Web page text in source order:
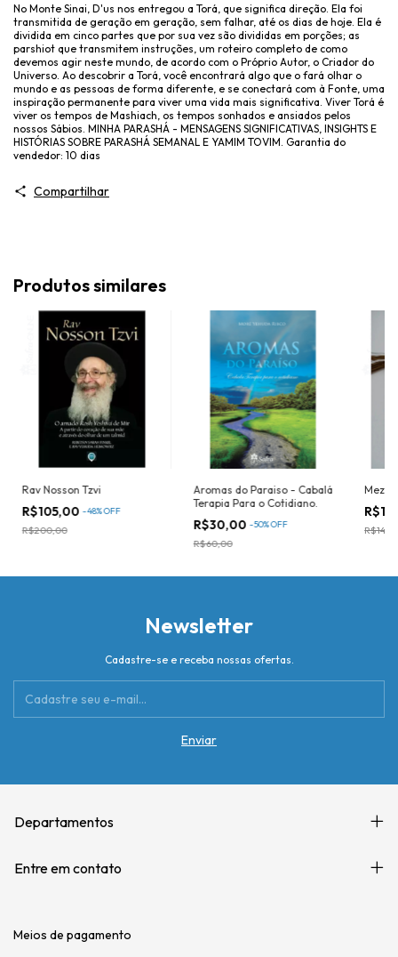
No Monte Sinai, D'us nos entregou a Torá, que significa direção. Ela foi
transmitida de geração em geração, sem falhar, até os dias de hoje. Ela é
dividida em cinco partes que por sua vez são divididas em porções; as
parshiot que transmitem instruções, um roteiro completo de como
devemos agir neste mundo, de acordo com o Próprio Autor, o Criador do
Universo. Ao descobrir a Torá, você encontrará algo que o fará olhar o
mundo e as pessoas de forma diferente, e se conectará com à Fonte, uma
inspiração permanente para viver uma vida mais significativa. Viver Torá é
viver os tempos de Mashiach, os tempos sonhados e ansiados pelos
nossos Sábios. MINHA PARASHÁ - MENSAGENS SIGNIFICATIVAS, INSIGHTS E
HISTÓRIAS SOBRE PARASHÁ SEMANAL E YAMIM TOVIM. Garantia do
vendedor: 10 dias
Compartilhar
Produtos similares
Rav Nosson Tzvi
R$105,00 -48%OFF
R$200,00
Aromas do Paraiso - Cabalá
Terapia Para o Cotidiano.
R$30,00 -50%OFF
R$60,00
Newsletter
Cadastre-se e receba nossas ofertas.
Departamentos
Entre em contato
Meios de pagamento